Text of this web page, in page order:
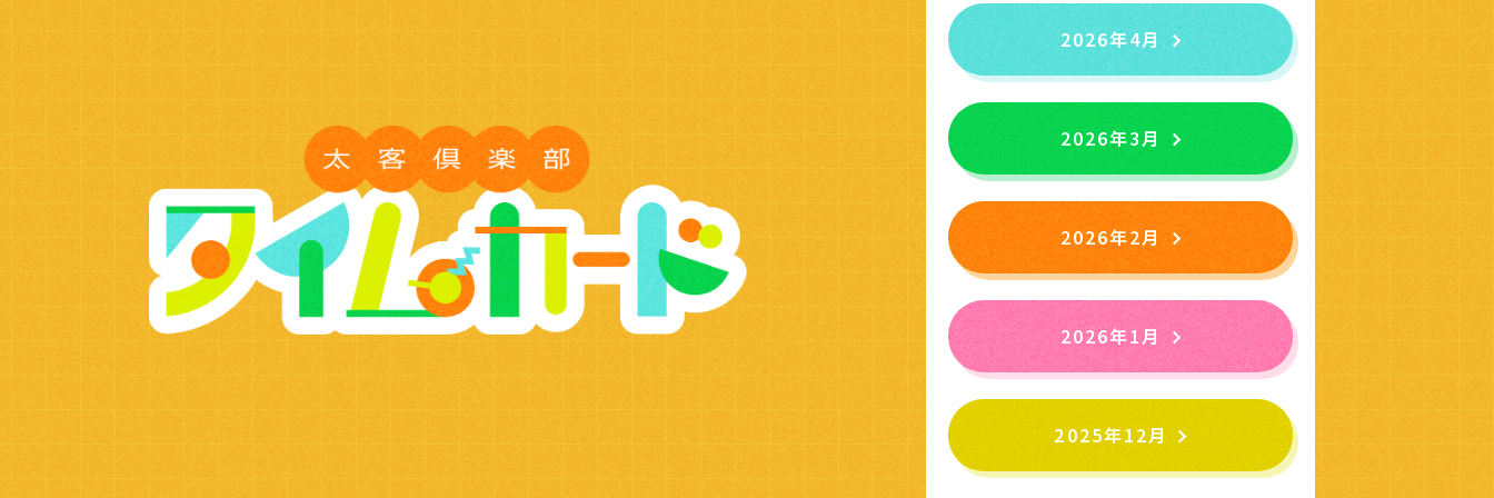
2026年4月
2026年3月
2026年2月
2026年1月
2025年12月